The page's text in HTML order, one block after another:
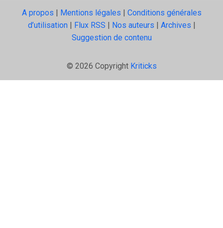
A propos | Mentions légales | Conditions générales
d’utilisation| Flux RSS | Nos auteurs | Archives |
Suggestion de contenu
© 2026 Copyright Kriticks